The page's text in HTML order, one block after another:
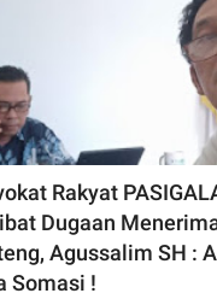
Rakyat
Dugaan
Agussalim SH :
Somasi !